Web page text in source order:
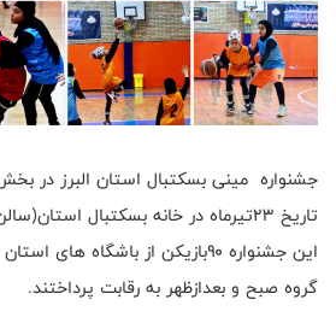
جشنواره مینی بسکتبال استان البرز در
تاریخ ۲۳تیرماه در خانه بسکتبال
گروه صبح و بعدازظهر به رقابت پرداختند.